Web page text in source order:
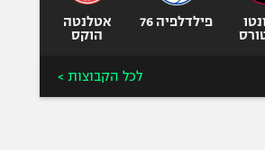
פילדלפיה 76
אטלנטה
הוקס
לכל הקבוצות >